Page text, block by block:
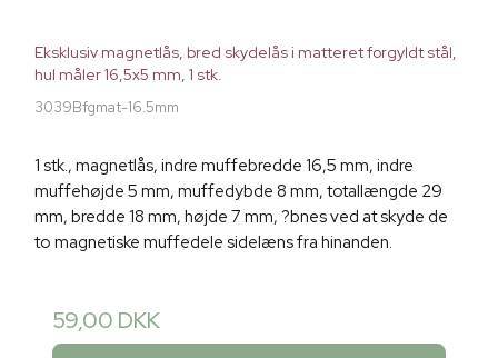
Eksklusiv magnetlås, bred skydelås i matteret forgyldt stål,
hul måler 16,5x5 mm, 1 stk.
3039Bfgmat-16.5mm
1 stk., magnetlås, indre muffebredde 16,5 mm, indre
muffehøjde 5 mm, muffedybde 8 mm, totallængde 29
mm, bredde 18 mm, højde 7 mm, ?bnes ved at skyde de
to magnetiske muffedele sidelæns fra hinanden.
59,00 DKK